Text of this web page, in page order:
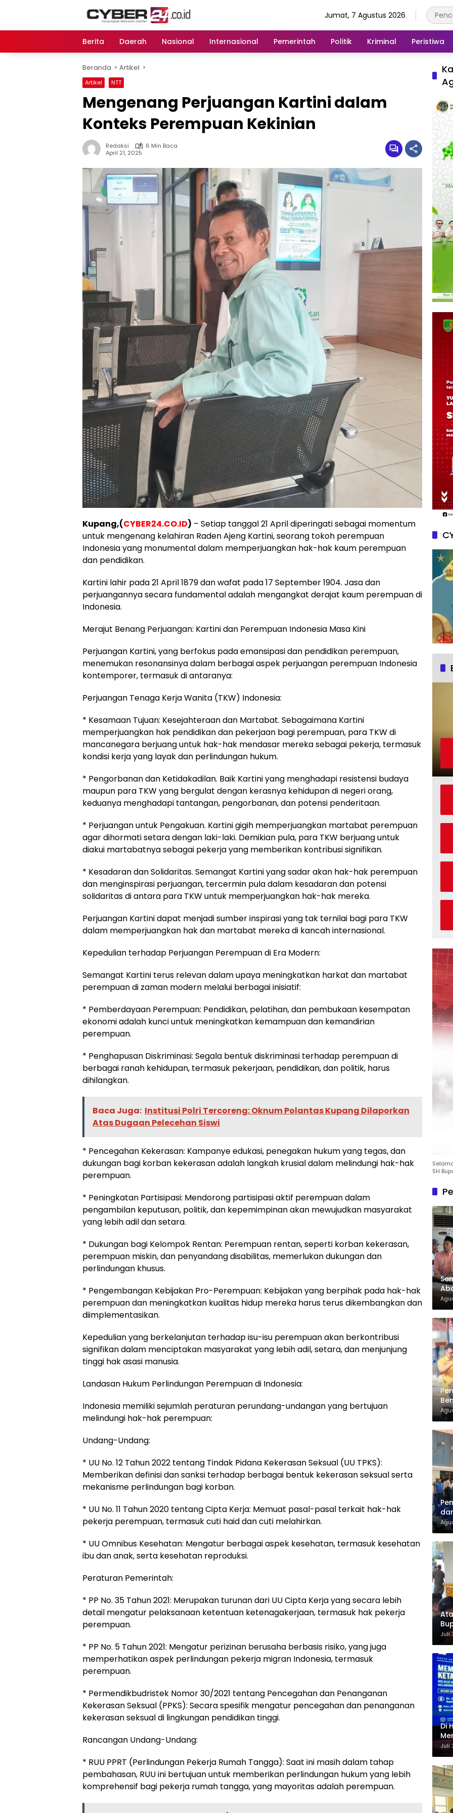
Jumat, 7 Agustus 2026
Berita Daerah Nasional Internasional Pemerintah Politik Kriminal Peristiwa
Beranda Artikel
Artikel NTT
Mengenang Perjuangan Kartini dalam
Konteks Perempuan Kekinian
Redaksi
6 Min Baca
April 21, 2025
Kupang,(CYBER24.CO.ID) – Setiap tanggal 21 April diperingati sebagai momentum
untuk mengenang kelahiran Raden Ajeng Kartini, seorang tokoh perempuan
Indonesia yang monumental dalam memperjuangkan hak-hak kaum perempuan
dan pendidikan.
Kartini lahir pada 21 April 1879 dan wafat pada 17 September 1904. Jasa dan
perjuangannya secara fundamental adalah mengangkat derajat kaum perempuan di
Indonesia.
Merajut Benang Perjuangan: Kartini dan Perempuan Indonesia Masa Kini
Perjuangan Kartini, yang berfokus pada emansipasi dan pendidikan perempuan,
menemukan resonansinya dalam berbagai aspek perjuangan perempuan Indonesia
kontemporer, termasuk di antaranya:
Perjuangan Tenaga Kerja Wanita (TKW) Indonesia:
* Kesamaan Tujuan: Kesejahteraan dan Martabat. Sebagaimana Kartini
memperjuangkan hak pendidikan dan pekerjaan bagi perempuan, para TKW di
mancanegara berjuang untuk hak-hak mendasar mereka sebagai pekerja, termasuk
kondisi kerja yang layak dan perlindungan hukum.
* Pengorbanan dan Ketidakadilan. Baik Kartini yang menghadapi resistensi budaya
maupun para TKW yang bergulat dengan kerasnya kehidupan di negeri orang,
keduanya menghadapi tantangan, pengorbanan, dan potensi penderitaan.
* Perjuangan untuk Pengakuan. Kartini gigih memperjuangkan martabat perempuan
agar dihormati setara dengan laki-laki. Demikian pula, para TKW berjuang untuk
diakui martabatnya sebagai pekerja yang memberikan kontribusi signifikan.
* Kesadaran dan Solidaritas. Semangat Kartini yang sadar akan hak-hak perempuan
dan menginspirasi perjuangan, tercermin pula dalam kesadaran dan potensi
solidaritas di antara para TKW untuk memperjuangkan hak-hak mereka.
Perjuangan Kartini dapat menjadi sumber inspirasi yang tak ternilai bagi para TKW
dalam memperjuangkan hak dan martabat mereka di kancah internasional.
Kepedulian terhadap Perjuangan Perempuan di Era Modern:
Semangat Kartini terus relevan dalam upaya meningkatkan harkat dan martabat
perempuan di zaman modern melalui berbagai inisiatif:
* Pemberdayaan Perempuan: Pendidikan, pelatihan, dan pembukaan kesempatan
ekonomi adalah kunci untuk meningkatkan kemampuan dan kemandirian
perempuan.
* Penghapusan Diskriminasi: Segala bentuk diskriminasi terhadap perempuan di
berbagai ranah kehidupan, termasuk pekerjaan, pendidikan, dan politik, harus
dihilangkan.
Baca Juga: Institusi Polri Tercoreng: Oknum Polantas Kupang Dilaporkan
Atas Dugaan Pelecehan Siswi
* Pencegahan Kekerasan: Kampanye edukasi, penegakan hukum yang tegas, dan
dukungan bagi korban kekerasan adalah langkah krusial dalam melindungi hak-hak
perempuan.
* Peningkatan Partisipasi: Mendorong partisipasi aktif perempuan dalam
pengambilan keputusan, politik, dan kepemimpinan akan mewujudkan masyarakat
yang lebih adil dan setara.
* Dukungan bagi Kelompok Rentan: Perempuan rentan, seperti korban kekerasan,
perempuan miskin, dan penyandang disabilitas, memerlukan dukungan dan
perlindungan khusus.
* Pengembangan Kebijakan Pro-Perempuan: Kebijakan yang berpihak pada hak-hak
perempuan dan meningkatkan kualitas hidup mereka harus terus dikembangkan dan
diimplementasikan.
Kepedulian yang berkelanjutan terhadap isu-isu perempuan akan berkontribusi
signifikan dalam menciptakan masyarakat yang lebih adil, setara, dan menjunjung
tinggi hak asasi manusia.
Landasan Hukum Perlindungan Perempuan di Indonesia:
Indonesia memiliki sejumlah peraturan perundang-undangan yang bertujuan
melindungi hak-hak perempuan:
Undang-Undang:
* UU No. 12 Tahun 2022 tentang Tindak Pidana Kekerasan Seksual (UU TPKS):
Memberikan definisi dan sanksi terhadap berbagai bentuk kekerasan seksual serta
mekanisme perlindungan bagi korban.
* UU No. 11 Tahun 2020 tentang Cipta Kerja: Memuat pasal-pasal terkait hak-hak
pekerja perempuan, termasuk cuti haid dan cuti melahirkan.
* UU Omnibus Kesehatan: Mengatur berbagai aspek kesehatan, termasuk kesehatan
ibu dan anak, serta kesehatan reproduksi.
Peraturan Pemerintah:
* PP No. 35 Tahun 2021: Merupakan turunan dari UU Cipta Kerja yang secara lebih
detail mengatur pelaksanaan ketentuan ketenagakerjaan, termasuk hak pekerja
perempuan.
* PP No. 5 Tahun 2021: Mengatur perizinan berusaha berbasis risiko, yang juga
memperhatikan aspek perlindungan pekerja migran Indonesia, termasuk
perempuan.
* Permendikbudristek Nomor 30/2021 tentang Pencegahan dan Penanganan
Kekerasan Seksual (PPKS): Secara spesifik mengatur pencegahan dan penanganan
kekerasan seksual di lingkungan pendidikan tinggi.
Rancangan Undang-Undang:
* RUU PPRT (Perlindungan Pekerja Rumah Tangga): Saat ini masih dalam tahap
pembahasan, RUU ini bertujuan untuk memberikan perlindungan hukum yang lebih
komprehensif bagi pekerja rumah tangga, yang mayoritas adalah perempuan.
SH
Juli
Di
Juli